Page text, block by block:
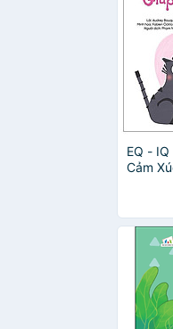
EQ -
Cảm